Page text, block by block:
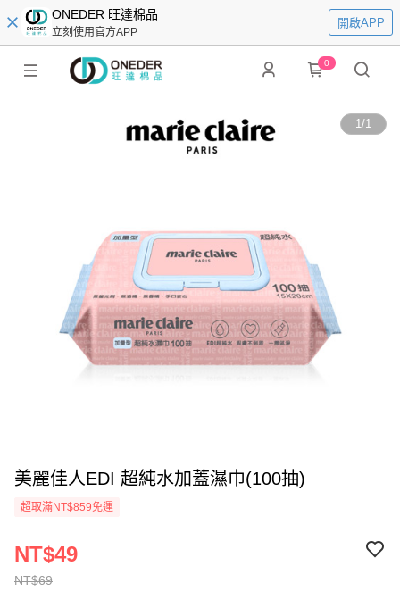
ONEDER 旺達棉品
立刻使用官方APP
開啟APP
0
1/1
美麗佳人EDI 超純水加蓋濕巾(100抽)
超取滿NT$859免運
NT$69
NT$49